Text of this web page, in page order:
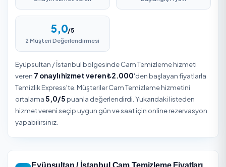
Eyüpsultan / İstanbul Cam Temizleme
İstanbul iline bağlı Eyüpsultan için Cam Temizleme
hizmet süresi, alan büyüklüğü, malzeme ve ek talepler
kalemlere göre belirlenir. Eyüpsultan ilçesinde tek
temizlik de düzenli periyodik hizmet de tercih edilebilir.
bütçe için adresinizi girip hizmet vereni seçerek anında